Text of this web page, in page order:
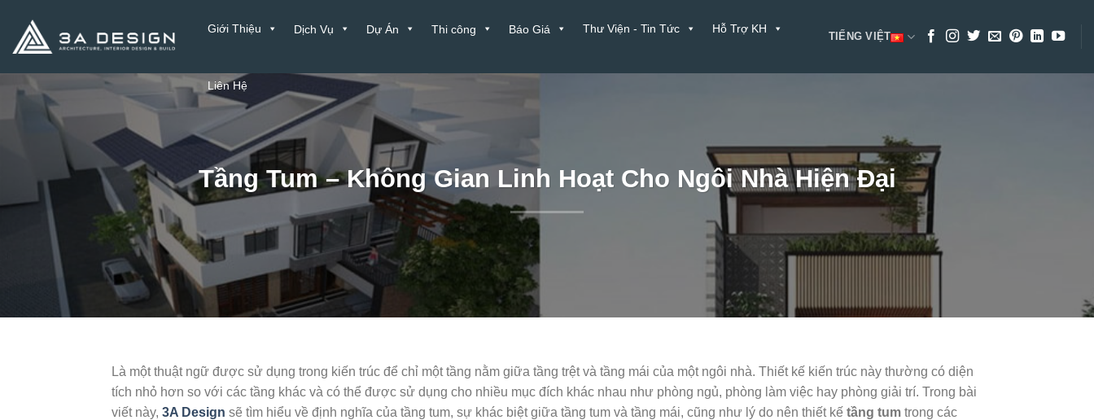
nội
dung
Giới Thiệu Dịch Vụ Dự Án Thi công Báo Giá Thư Viện - Tin Tức Hỗ Trợ KH
Liên Hệ
TIẾNG VIỆT
Tầng Tum – Không Gian Linh Hoạt Cho Ngôi Nhà Hiện Đại
Là một thuật ngữ được sử dụng trong kiến trúc để chỉ một tầng nằm giữa tầng trệt và tầng mái của một ngôi nhà. Thiết kế kiến trúc này thường có diện
tích nhỏ hơn so với các tầng khác và có thể được sử dụng cho nhiều mục đích khác nhau như phòng ngủ, phòng làm việc hay phòng giải trí. Trong bài
viết này, 3A Design sẽ tìm hiểu về định nghĩa của tầng tum, sự khác biệt giữa tầng tum và tầng mái, cũng như lý do nên thiết kế tầng tum trong các